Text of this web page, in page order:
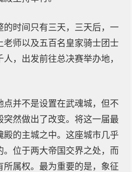
的时间只有三天，三天后，一
老师以及五百名皇家骑士团士
，出发前往总决赛举办地，
点并不是设置在武魂城，但不
突然做出了改变。将这一届最
殿的主城之中。这座城市几乎
。位于两大帝国交界之处，而
所属权。最为重要的是，象征